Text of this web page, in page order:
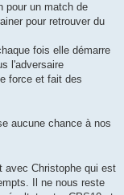
pour un match de
pour retrouver du
fois elle démarre
l'adversaire
force et fait des
aucune chance à nos
avec Christophe qui est
Il ne nous reste